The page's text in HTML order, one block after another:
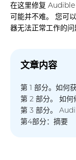
在这里修复
可能并不难。 您可
器无法正常工作的问
文章内容
第 1 部分。如何
第 2 部分。 如何
第 3 部分。
第4部分：摘要